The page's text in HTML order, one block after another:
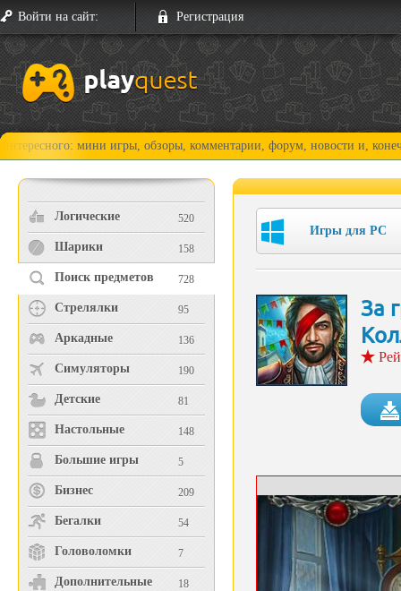
Войти на сайт: Регистрация
мини игры, обзоры, комментарии, форум, новости и, конечно,
Логические 520
Шарики 158
Поиск предметов 728
Стрелялки 95
Аркадные 136
Симуляторы 190
Детские 81
Настольные 148
Большие игры 5
Бизнес 209
Бегалки 54
Головоломки 7
Дополнительные 18
Игры для PC
За